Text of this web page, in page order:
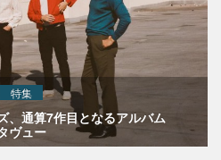
特集
、通算7作目となるアルバム
ヴュー